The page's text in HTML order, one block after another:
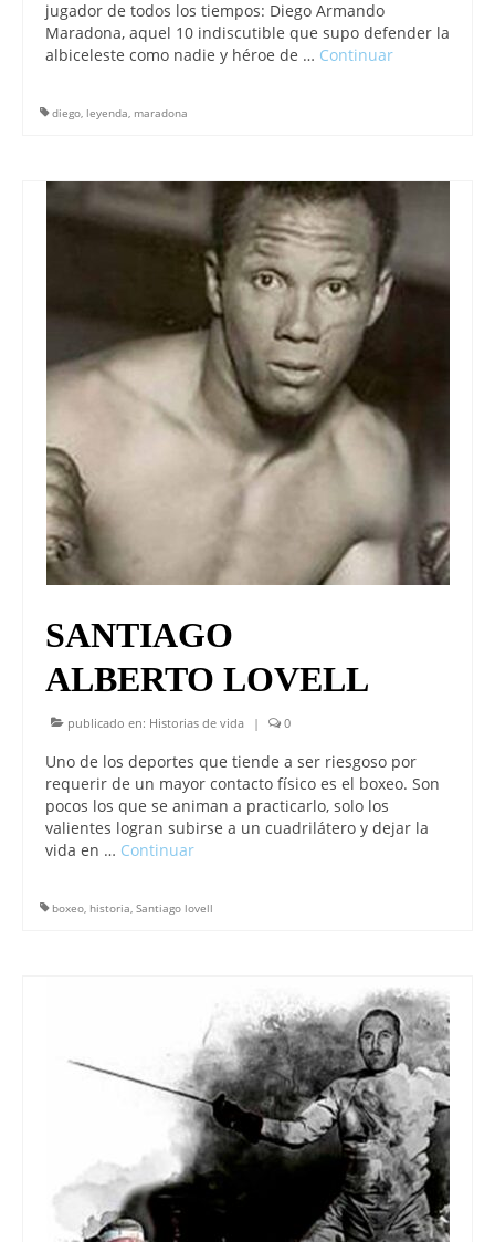
jugador de todos los tiempos: Diego Armando
Maradona, aquel 10 indiscutible que supo defender la
albiceleste como nadie y héroe de … Continuar
diego, leyenda, maradona
SANTIAGO
ALBERTO LOVELL
publicado en: Historias de vida | 0
Uno de los deportes que tiende a ser riesgoso por
requerir de un mayor contacto físico es el boxeo. Son
pocos los que se animan a practicarlo, solo los
valientes logran subirse a un cuadrilátero y dejar la
vida en … Continuar
boxeo, historia, Santiago lovell